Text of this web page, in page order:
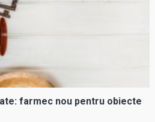
farmec nou pentru obiecte